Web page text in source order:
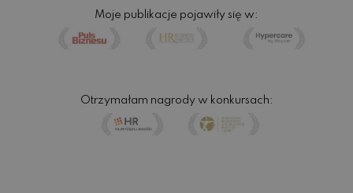
Moje publikacje pojawiły się w:
Otrzymałam nagrody w konkursach: